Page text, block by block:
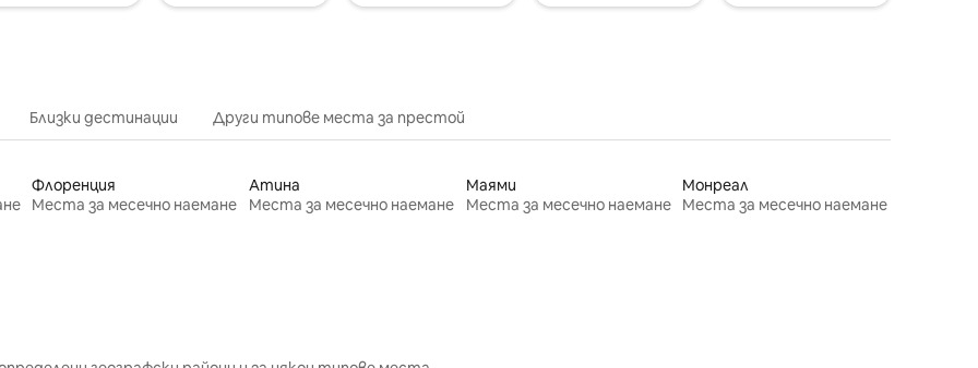
Близки дестинации Други типове места за престой
Флоренция
Места за месечно наемане
Атина
Места за месечно наемане
Маями
Места за месечно наемане
Монреал
Места за месечно наемане